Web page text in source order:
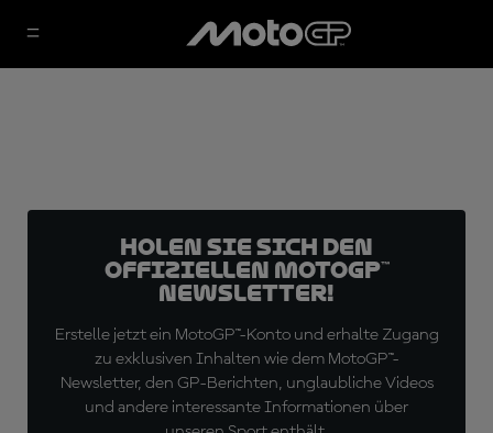
Holen Sie sich den
offiziellen MotoGP™
Newsletter!
Erstelle jetzt ein MotoGP™-Konto und erhalte Zugang
zu exklusiven Inhalten wie dem MotoGP™-
Newsletter, den GP-Berichten, unglaubliche Videos
und andere interessante Informationen über